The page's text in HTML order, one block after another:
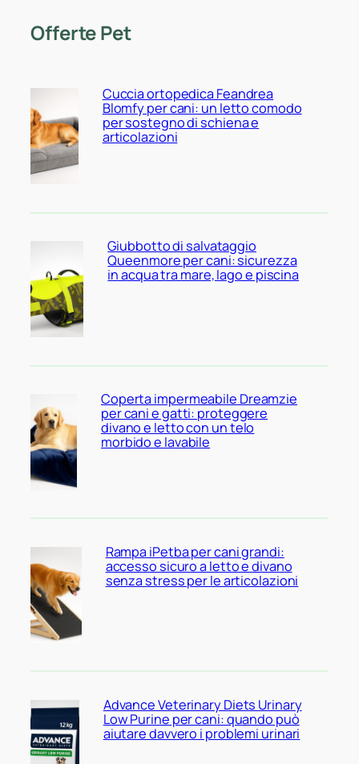
Offerte Pet
Cuccia ortopedica Feandrea
Blomfy per cani: un letto comodo
per sostegno di schiena e
articolazioni
Giubbotto di salvataggio
Queenmore per cani: sicurezza
in acqua tra mare, lago e piscina
Coperta impermeabile Dreamzie
per cani e gatti: proteggere
divano e letto con un telo
morbido e lavabile
Rampa iPetba per cani grandi:
accesso sicuro a letto e divano
senza stress per le articolazioni
Advance Veterinary Diets Urinary
Low Purine per cani: quando può
aiutare davvero i problemi urinari